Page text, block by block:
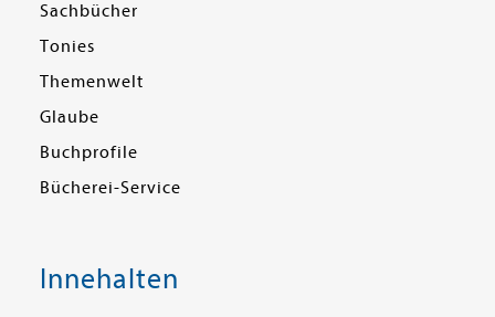
Sachbücher
Tonies
Themenwelt
Glaube
Buchprofile
Bücherei-Service
Innehalten